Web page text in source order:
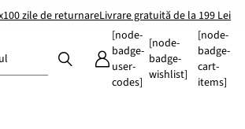
100 zile de returnareLivrare gratuită de la 199 Lei
[node-
badge-
user-
codes]
[node-
badge-
wishlist]
[node-
badge-
cart-
items]